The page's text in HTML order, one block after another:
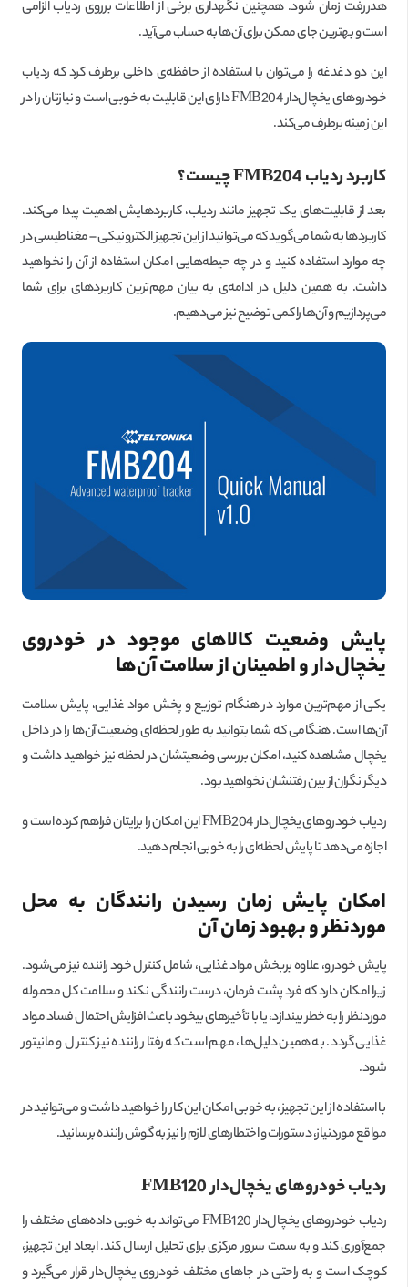
هدررفت زمان شود. همچنین نگهداری برخی از اطلاعات برروی ردیاب الزامی
است و بهترین جای ممکن برای آن‌ها به حساب می‌آید.
این دو دغدغه را می‌توان با استفاده از حافظه‌ی داخلی برطرف کرد که ردیاب
خودروهای یخچال‌دار FMB204 دارای این قابلیت به خوبی است و نیازتان را در
این زمینه برطرف می‌کند.
کاربرد ردیابFMB204چیست؟
بعد از قابلیت‌های یک تجهیز مانند ردیاب، کاربردهایش اهمیت پیدا می‌کند.
کاربردها به شما می‌گوید که می‌توانید از این تجهیز الکترونیکی – مغناطیسی در
چه موارد استفاده کنید و در چه حیطه‌هایی امکان استفاده از آن را نخواهید
داشت. به همین دلیل در ادامه‌ی به بیان مهم‌ترین کاربردهای برای شما
می‌پردازیم و آن‌ها را کمی توضیح نیز می‌دهیم.
پایش وضعیت کالاهای موجود در خودروی
یخچال‌دار و اطمینان از سلامت آن‌ها
یکی از مهم‌ترین موارد در هنگام توزیع و پخش مواد غذایی، پایش سلامت
آن‌ها است. هنگامی که شما بتوانید به طور لحظه‌ای وضعیت آن‌ها را در داخل
یخچال مشاهده کنید، امکان بررسی وضعیتشان در لحظه نیز خواهید داشت و
دیگر نگران از بین رفتنشان نخواهید بود.
ردیاب خودروهای یخچال‌دار FMB204 این امکان را برایتان فراهم کرده است و
اجازه می‌دهد تا پایش لحظه‌ای را به خوبی انجام دهید.
امکان پایش زمان رسیدن رانندگان به محل
موردنظر و بهبود زمان آن
پایش خودرو، علاوه بربخش مواد غذایی، شامل کنترل خود راننده نیز می‌شود.
زیرا امکان دارد که فرد پشت فرمان، درست رانندگی نکند و سلامت کل محموله
موردنظر را به خطر بیندازد، یا با تأخیرهای بیخود باعث افزایش احتمال فساد مواد
غذایی گردد. به همین دلیل‌ها، مهم است که رفتار راننده نیز کنترل و مانیتور
شود.
با استفاده از این تجهیز، به خوبی امکان این کار را خواهید داشت و می‌توانید در
مواقع موردنیاز، دستورات و اختطارهای لازم را نیز به گوش راننده برسانید.
ردیاب خودروهای یخچال‌دارFMB120
ردیاب خودروهای یخچال‌دار FMB120 می‌تواند به خوبی داده‌های مختلف را
جمع‌آوری کند و به سمت سرور مرکزی برای تحلیل ارسال کند. ابعاد این تجهیز،
کوچک است و به راحتی در جاهای مختلف خودروی یخچال‌دار قرار می‌گیرد و